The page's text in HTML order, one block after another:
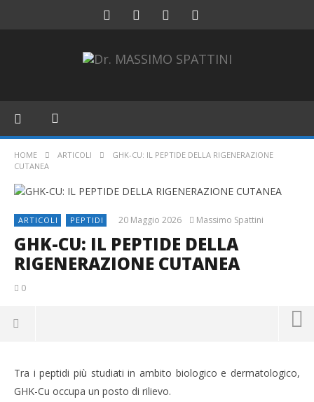
HOME ARTICOLI
GHK-CU: IL PEPTIDE DELLA RIGENERAZIONE
CUTANEA
ARTICOLI PEPTIDI 20 Maggio 2026 Massimo Spattini
GHK-CU: IL PEPTIDE DELLA
RIGENERAZIONE CUTANEA
0
Tra i peptidi più studiati in ambito biologico e dermatologico,
GHK-Cu occupa un posto di rilievo.